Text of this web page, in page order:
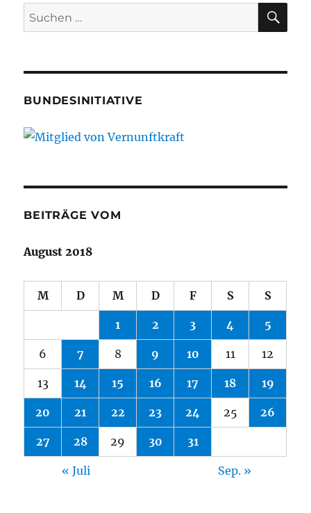
Suche
nach:
BUNDESINITIATIVE
BEITRÄGE VOM
August 2018
M D M D F S S
1 2 3 4 5
6 7 8 9 10 11 12
13 14 15 16 17 18 19
20 21 22 23 24 25 26
27 28 29 30 31
« Juli Sep. »